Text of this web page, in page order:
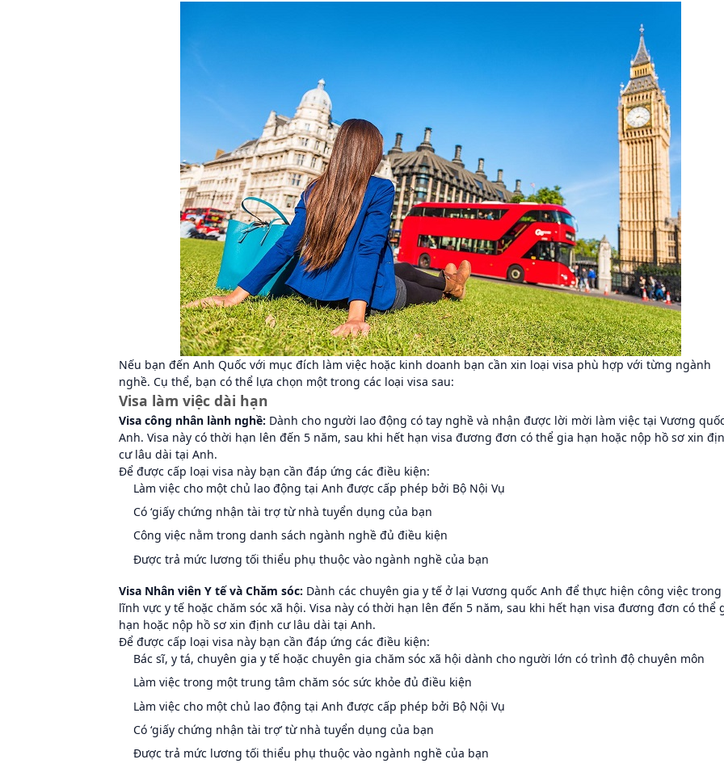
Nếu bạn đến Anh Quốc với mục đích làm việc hoặc kinh doanh bạn cần xin loại visa phù hợp với từng ngành
nghề. Cụ thể, bạn có thể lựa chọn một trong các loại visa sau:
Visa làm việc dài hạn
Visa công nhân lành nghề: Dành cho người lao động có tay nghề và nhận được lời mời làm việc tại Vương
Anh. Visa này có thời hạn lên đến 5 năm, sau khi hết hạn visa đương đơn có thể gia hạn hoặc nộp hồ sơ xin
cư lâu dài tại Anh.
Để được cấp loại visa này bạn cần đáp ứng các điều kiện:
Làm việc cho một chủ lao động tại Anh được cấp phép bởi Bộ Nội Vụ
Có ‘giấy chứng nhận tài trợ từ nhà tuyển dụng của bạn
Công việc nằm trong danh sách ngành nghề đủ điều kiện
Được trả mức lương tối thiểu phụ thuộc vào ngành nghề của bạn
Visa Nhân viên Y tế và Chăm sóc: Dành các chuyên gia y tế ở lại Vương quốc Anh để thực hiện công việc trong
lĩnh vực y tế hoặc chăm sóc xã hội. Visa này có thời hạn lên đến 5 năm, sau khi hết hạn visa đương đơn có thể
hạn hoặc nộp hồ sơ xin định cư lâu dài tại Anh.
Để được cấp loại visa này bạn cần đáp ứng các điều kiện:
Bác sĩ, y tá, chuyên gia y tế hoặc chuyên gia chăm sóc xã hội dành cho người lớn có trình độ chuyên môn
Làm việc trong một trung tâm chăm sóc sức khỏe đủ điều kiện
Làm việc cho một chủ lao động tại Anh được cấp phép bởi Bộ Nội Vụ
Có ‘giấy chứng nhận tài trợ’ từ nhà tuyển dụng của bạn
Được trả mức lương tối thiểu phụ thuộc vào ngành nghề của bạn